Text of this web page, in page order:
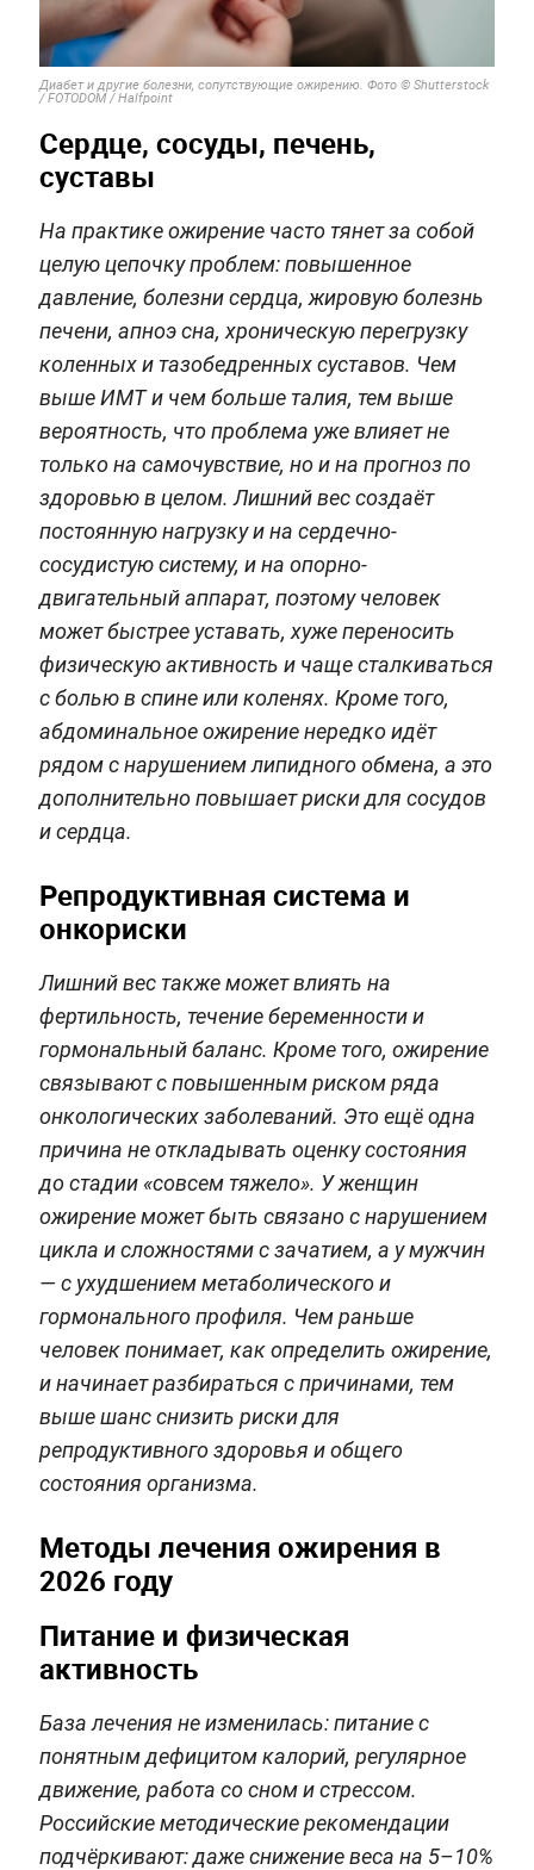
Диабет и другие болезни, сопутствующие ожирению. Фото © Shutterstock
/ FOTODOM / Halfpoint
Сердце, сосуды, печень,
суставы
На практике ожирение часто тянет за собой
целую цепочку проблем: повышенное
давление, болезни сердца, жировую болезнь
печени, апноэ сна, хроническую перегрузку
коленных и тазобедренных суставов. Чем
выше ИМТ и чем больше талия, тем выше
вероятность, что проблема уже влияет не
только на самочувствие, но и на прогноз по
здоровью в целом. Лишний вес создаёт
постоянную нагрузку и на сердечно-
сосудистую систему, и на опорно-
двигательный аппарат, поэтому человек
может быстрее уставать, хуже переносить
физическую активность и чаще сталкиваться
с болью в спине или коленях. Кроме того,
абдоминальное ожирение нередко идёт
рядом с нарушением липидного обмена, а это
дополнительно повышает риски для сосудов
и сердца.
Репродуктивная система и
онкориски
Лишний вес также может влиять на
фертильность, течение беременности и
гормональный баланс. Кроме того, ожирение
связывают с повышенным риском ряда
онкологических заболеваний. Это ещё одна
причина не откладывать оценку состояния
до стадии «совсем тяжело». У женщин
ожирение может быть связано с нарушением
цикла и сложностями с зачатием, а у мужчин
— с ухудшением метаболического и
гормонального профиля. Чем раньше
человек понимает, как определить ожирение,
и начинает разбираться с причинами, тем
выше шанс снизить риски для
репродуктивного здоровья и общего
состояния организма.
Методы лечения ожирения в
2026 году
Питание и физическая
активность
База лечения не изменилась: питание с
понятным дефицитом калорий, регулярное
движение, работа со сном и стрессом.
Российские методические рекомендации
подчёркивают: даже снижение веса на 5–10%